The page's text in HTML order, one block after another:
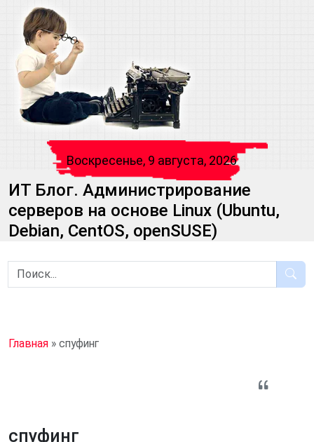
Воскресенье, 9 августа, 2026
ИТ Блог. Администрирование
серверов на основе Linux (Ubuntu,
Debian, CentOS, openSUSE)
Главная » спуфинг
спуфинг